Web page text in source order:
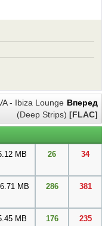
Вперед
- Ibiza Lounge
(Deep Strips) [FLAC]
MB 26 34
MB 286 381
MB 176 235